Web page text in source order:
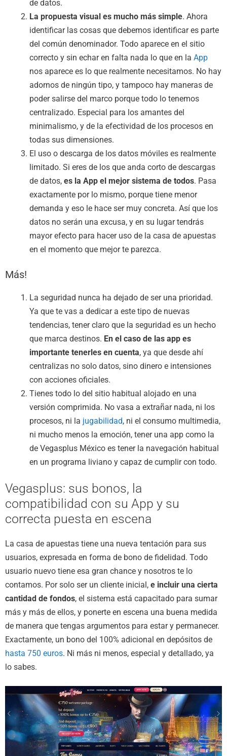
de datos.
La propuesta visual es mucho más simple. Ahora
identificar las cosas que debemos identificar es parte
del común denominador. Todo aparece en el sitio
correcto y sin echar en falta nada lo que en la App
nos aparece es lo que realmente necesitamos. No hay
adornos de ningún tipo, y tampoco hay maneras de
poder salirse del marco porque todo lo tenemos
centralizado. Especial para los amantes del
minimalismo, y de la efectividad de los procesos en
todas sus dimensiones.
El uso o descarga de los datos móviles es realmente
limitado. Si eres de los que anda corto de descargas
de datos, es la App el mejor sistema de todos. Pasa
exactamente por lo mismo, porque tiene menor
demanda y eso le hace ser muy concreta. Así que los
datos no serán una excusa, y en su lugar tendrás
mayor efecto para hacer uso de la casa de apuestas
en el momento que mejor te parezca.
Más!
La seguridad nunca ha dejado de ser una prioridad.
Ya que te vas a dedicar a este tipo de nuevas
tendencias, tener claro que la seguridad es un hecho
que marca destinos. En el caso de las app es
importante tenerles en cuenta, ya que desde ahí
centralizas no solo datos, sino dinero e intensiones
con acciones oficiales.
Tienes todo lo del sitio habitual alojado en una
versión comprimida. No vasa a extrañar nada, ni los
procesos, ni la jugabilidad, ni el consumo multimedia,
ni mucho menos la emoción, tener una app como la
de Vegasplus México es tener la navegación habitual
en un programa liviano y capaz de cumplir con todo.
Vegasplus: sus bonos, la
compatibilidad con su App y su
correcta puesta en escena
La casa de apuestas tiene una nueva tentación para sus
usuarios, expresada en forma de bono de fidelidad. Todo
usuario nuevo tiene esa gran chance y nosotros te lo
contamos. Por solo ser un cliente inicial, e incluir una cierta
cantidad de fondos, el sistema está capacitado para sumar
más y más de ellos, y ponerte en escena una buena medida
de manera que tengas argumentos para estar y permanecer.
Exactamente, un bono del 100% adicional en depósitos de
hasta 750 euros. Ni más ni menos, especial y detallado, ya
lo sabes.